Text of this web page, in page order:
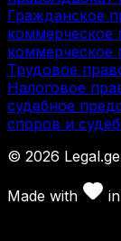
Гражданское
коммерческое
коммерческое
Трудовое
Налоговое
судебное
споров и
© 2026
Made with in